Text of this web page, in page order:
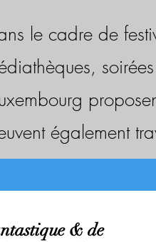
le cadre de
également
& de